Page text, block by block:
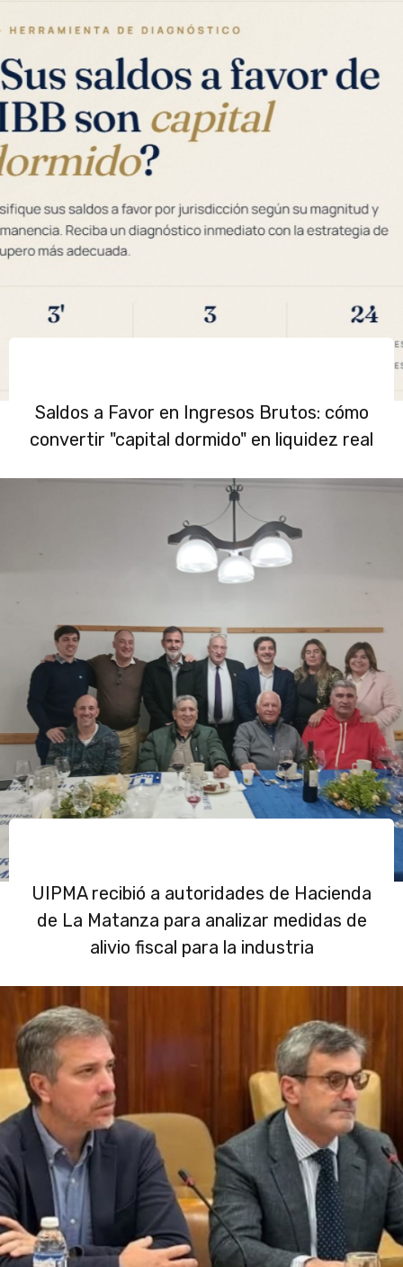
Saldos a Favor en Ingresos Brutos: cómo
convertir "capital dormido" en liquidez real
UIPMA recibió a autoridades de Hacienda
de La Matanza para analizar medidas de
alivio fiscal para la industria